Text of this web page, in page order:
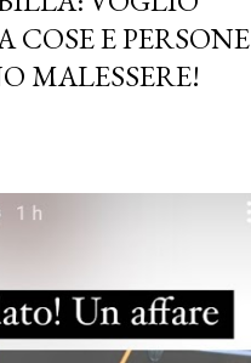
E PERSONE
MALESSERE!